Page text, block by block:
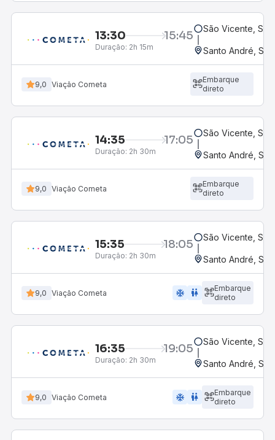
13:30 15:45
Duração: 2h 15m
São Vicente, SP
Santo André, SP
9,0 Viação Cometa
Embarque
direto
14:35 17:05
Duração: 2h 30m
São Vicente, SP
Santo André, SP
9,0 Viação Cometa
Embarque
direto
15:35 18:05
Duração: 2h 30m
São Vicente, SP
Santo André, SP
9,0 Viação Cometa ac_unit wc
Embarque
direto
16:35 19:05
Duração: 2h 30m
São Vicente, SP
Santo André, SP
9,0 Viação Cometa ac_unit wc
Embarque
direto